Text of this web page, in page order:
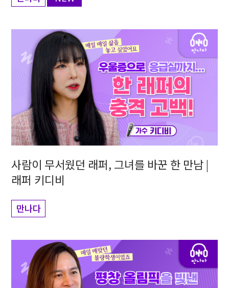
사람이 무서웠던 래퍼, 그녀를 바꾼 한 만남 |
래퍼 키디비
만나다